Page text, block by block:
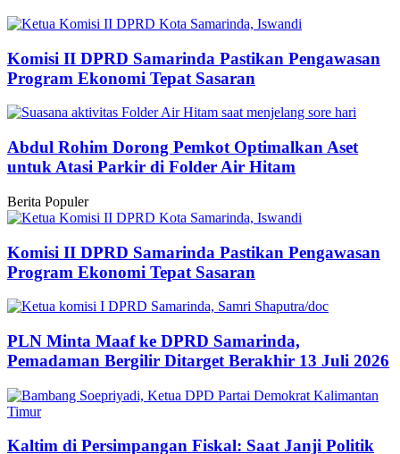
Komisi II DPRD Samarinda Pastikan Pengawasan
Program Ekonomi Tepat Sasaran
Abdul Rohim Dorong Pemkot Optimalkan Aset
untuk Atasi Parkir di Folder Air Hitam
Berita Populer
Komisi II DPRD Samarinda Pastikan Pengawasan
Program Ekonomi Tepat Sasaran
PLN Minta Maaf ke DPRD Samarinda,
Pemadaman Bergilir Ditarget Berakhir 13 Juli 2026
Kaltim di Persimpangan Fiskal: Saat Janji Politik